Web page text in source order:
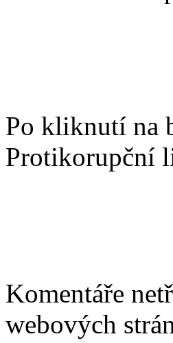
Po kliknutí na
Protikorupční
Komentáře
webových